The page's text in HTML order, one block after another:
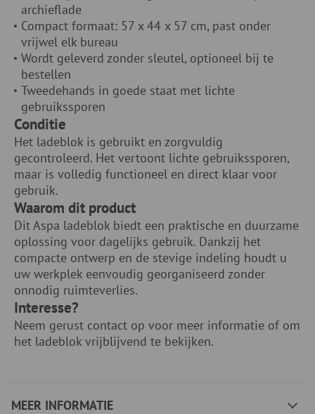
archieflade
Compact formaat: 57 x 44 x 57 cm, past onder
vrijwel elk bureau
Wordt geleverd zonder sleutel, optioneel bij te
bestellen
Tweedehands in goede staat met lichte
gebruikssporen
Conditie
Het ladeblok is gebruikt en zorgvuldig
gecontroleerd. Het vertoont lichte gebruikssporen,
maar is volledig functioneel en direct klaar voor
gebruik.
Waarom dit product
Dit Aspa ladeblok biedt een praktische en duurzame
oplossing voor dagelijks gebruik. Dankzij het
compacte ontwerp en de stevige indeling houdt u
uw werkplek eenvoudig georganiseerd zonder
onnodig ruimteverlies.
Interesse?
Neem gerust contact op voor meer informatie of om
het ladeblok vrijblijvend te bekijken.
MEER INFORMATIE